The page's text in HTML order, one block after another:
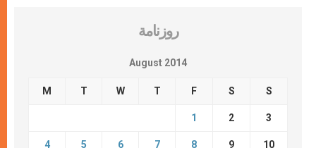
روزنامة
August 2014
M T W T F S S
1 2 3
4 5 6 7 8 9 10